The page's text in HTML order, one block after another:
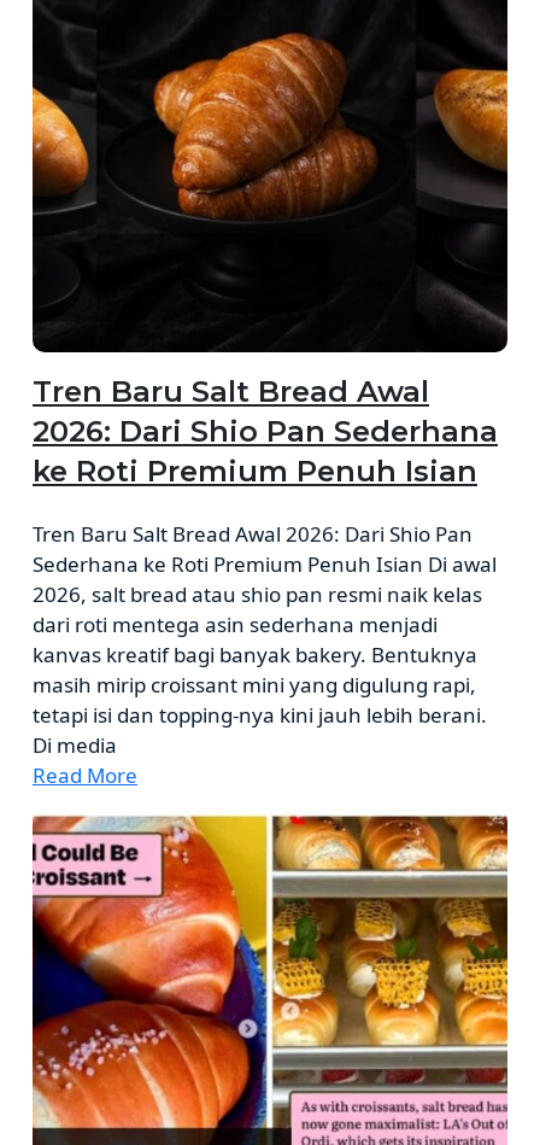
Tren Baru Salt Bread Awal
2026: Dari Shio Pan Sederhana
ke Roti Premium Penuh Isian
Tren Baru Salt Bread Awal 2026: Dari Shio Pan
Sederhana ke Roti Premium Penuh Isian Di awal
2026, salt bread atau shio pan resmi naik kelas
dari roti mentega asin sederhana menjadi
kanvas kreatif bagi banyak bakery. Bentuknya
masih mirip croissant mini yang digulung rapi,
tetapi isi dan topping-nya kini jauh lebih berani.
Di media
Read More